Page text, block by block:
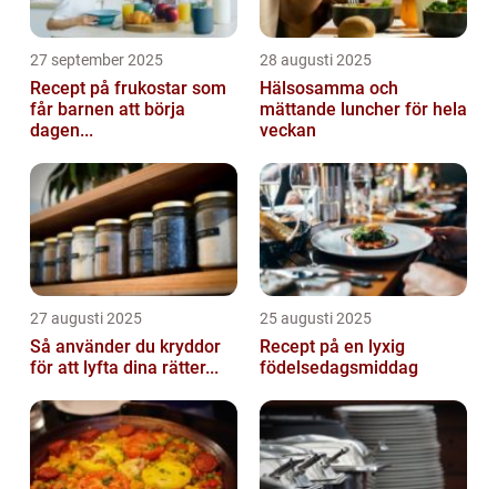
27 september 2025
Recept på frukostar som
får barnen att börja
dagen...
28 augusti 2025
Hälsosamma och
mättande luncher för hela
veckan
27 augusti 2025
Så använder du kryddor
för att lyfta dina rätter...
25 augusti 2025
Recept på en lyxig
födelsedagsmiddag